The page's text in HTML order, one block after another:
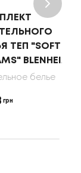
ТЕП "SOFT
BLENHEIM
белье
грн